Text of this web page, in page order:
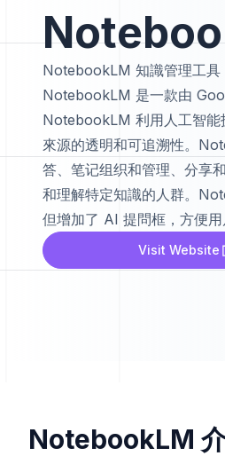
NotebookLM 知識管理工具
NotebookLM 是一款由
NotebookLM 利用人工智能
來源的透明和可追溯性。
答、笔记组织和管理、分享
和理解特定知識的人群。
但增加了 AI 提問框，方便用
Visit Website
NotebookLM